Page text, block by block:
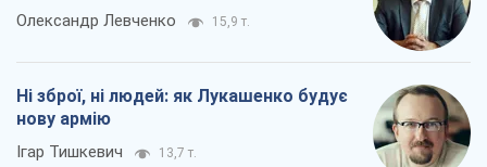
Олександр Левченко 15,9 т.
Ні зброї, ні людей: як Лукашенко будує
нову армію
Ігар Тишкевич 13,7 т.